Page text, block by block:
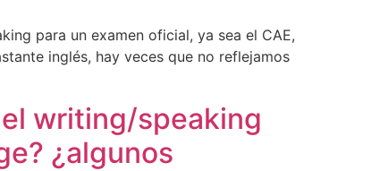
para un examen oficial, ya sea el CAE,
inglés, hay veces que no reflejamos
writing/speaking
¿algunos